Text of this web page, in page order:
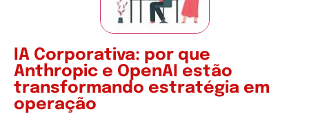
IA Corporativa: por que
Anthropic e OpenAI estão
transformando estratégia em
operação